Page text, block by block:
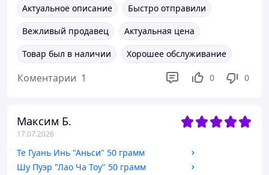
Актуальное описание
Быстро отправили
Вежливый продавец
Актуальная цена
Товар был в наличии
Хорошее обслуживание
Коментарии 1 0 0
Максим Б.
17.07.2026
Те Гуань Инь "Аньси" 50 грамм
Шу Пуэр "Лао Ча Тоу" 50 грамм